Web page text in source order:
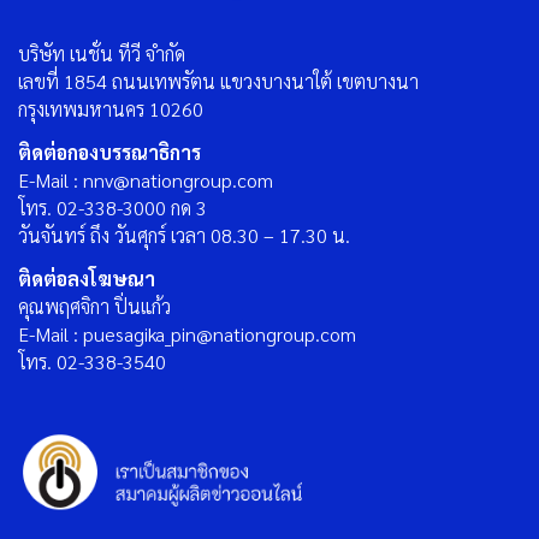
บริษัท เนชั่น ทีวี จำกัด
เลขที่ 1854 ถนนเทพรัตน แขวงบางนาใต้ เขตบางนา
กรุงเทพมหานคร 10260
ติดต่อกองบรรณาธิการ
E-Mail : nnv@nationgroup.com
โทร. 02-338-3000 กด 3
วันจันทร์ ถึง วันศุกร์ เวลา 08.30 – 17.30 น.
ติดต่อลงโฆษณา
คุณพฤศจิกา ปิ่นแก้ว
E-Mail : puesagika_pin@nationgroup.com
โทร. 02-338-3540